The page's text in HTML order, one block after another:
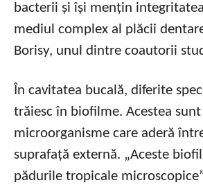
bacterii și își mențin
mediul complex al plăcii
Borisy, unul dintre coautorii
În cavitatea bucală, diferite
trăiesc în biofilme. Acestea
microorganisme care aderă
suprafață externă. „Aceste
pădurile tropicale